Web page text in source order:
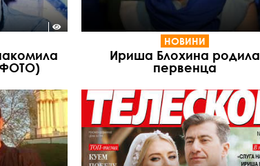
НОВИНИ
Ириша Блохина родила
первенца